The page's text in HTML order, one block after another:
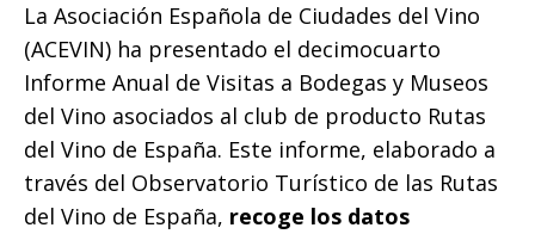
La Asociación Española de Ciudades del Vino
(ACEVIN) ha presentado el decimocuarto
Informe Anual de Visitas a Bodegas y Museos
del Vino asociados al club de producto Rutas
del Vino de España. Este informe, elaborado a
través del Observatorio Turístico de las Rutas
del Vino de España, recoge los datos